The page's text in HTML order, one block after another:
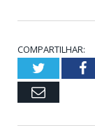
COMPARTILHAR:
Twitter
Email